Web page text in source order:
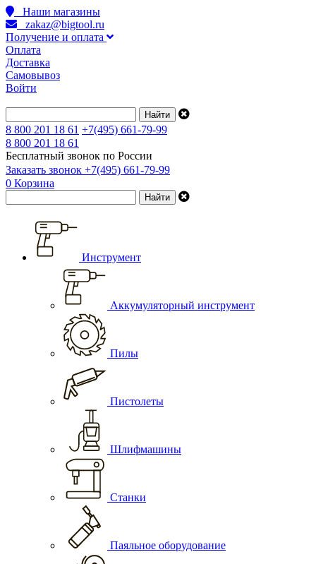
Наши магазины
zakaz@bigtool.ru
Получение и оплата
Оплата
Доставка
Самовывоз
Войти
8 800 201 18 61 +7(495) 661-79-99
8 800 201 18 61
Бесплатный звонок по России
Заказать звонок +7(495) 661-79-99
0 Корзина
Инструмент
Аккумуляторный инструмент
Пилы
Пистолеты
Шлифмашины
Станки
Паяльное оборудование